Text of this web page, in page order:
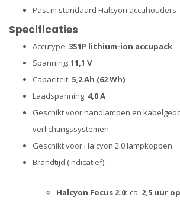
Past in standaard Halcyon accuhouders
Specificaties
Accutype: 3S1P lithium-ion accupack
Spanning: 11,1 V
Capaciteit: 5,2 Ah (62 Wh)
Laadspanning: 4,0 A
Geschikt voor handlampen en
verlichtingssystemen
Geschikt voor Halcyon 2.0 lampkoppen
Brandtijd (indicatief):
Halcyon Focus 2.0: ca. 2,5 uur